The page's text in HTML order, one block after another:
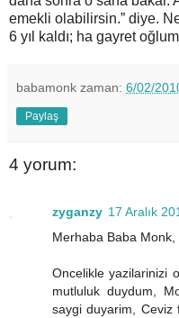
emekli olabilirsin.” diye.
6 yıl kaldı; ha gayret
babamonk zaman: 6/02/
Paylaş
4 yorum:
zyganzy 17 Aralık
Merhaba Baba Monk,
Oncelikle yazilarinizi
mutluluk duydum,
saygi duyarim, Ceviz